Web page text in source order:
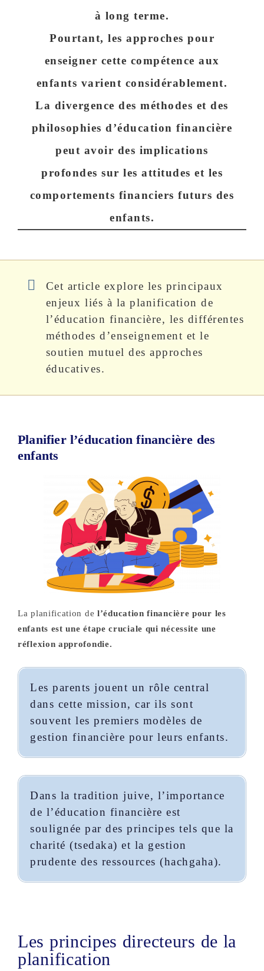
à long terme.
Pourtant, les approches pour
enseigner cette compétence aux
enfants varient considérablement.
La divergence des méthodes et des
philosophies d’éducation financière
peut avoir des implications
profondes sur les attitudes et les
comportements financiers futurs des
enfants.
Cet article explore les principaux
enjeux liés à la planification de
l’éducation financière, les différentes
méthodes d’enseignement et le
soutien mutuel des approches
éducatives.
Planifier l’éducation financière des
enfants
La planification de l’éducation financière pour les
enfants est une étape cruciale qui nécessite une
réflexion approfondie.
Les parents jouent un rôle central
dans cette mission, car ils sont
souvent les premiers modèles de
gestion financière pour leurs enfants.
Dans la tradition juive, l’importance
de l’éducation financière est
soulignée par des principes tels que la
charité (tsedaka) et la gestion
prudente des ressources (hachgaha).
Les principes directeurs de la
planification